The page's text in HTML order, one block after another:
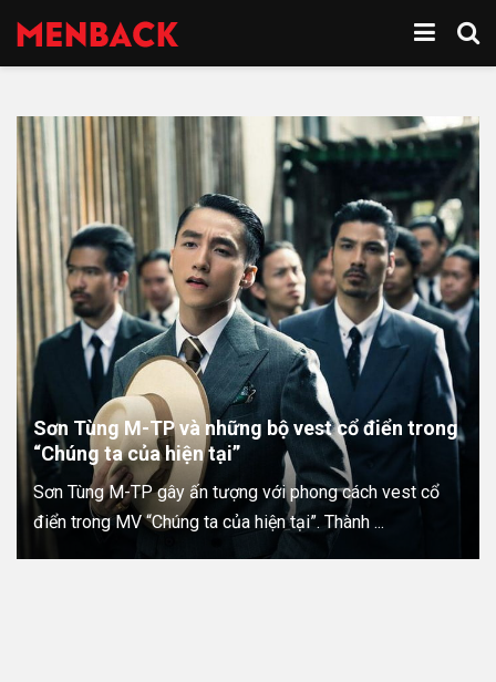
Sơn Tùng M-TP và những bộ vest cổ điển trong
“Chúng ta của hiện tại”
Sơn Tùng M-TP gây ấn tượng với phong cách vest cổ
điển trong MV “Chúng ta của hiện tại”. Thành ...